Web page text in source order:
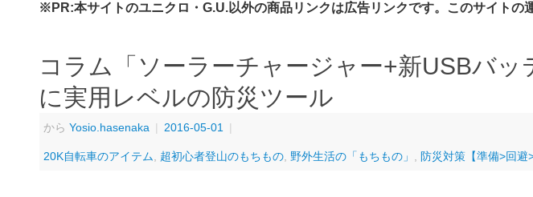
※PR:本サイトのユニクロ・G.U.以外の商品リンクは広告リンクです。このサイト
コラム「ソーラーチャージャー+新USBバッ
に実用レベルの防災ツール
から Yosio.hasenaka | 2016-05-01 |
20K自転車のアイテム 超初心者登山のもちもの 野外生活の「もちもの」 防災対策【準備>回避>